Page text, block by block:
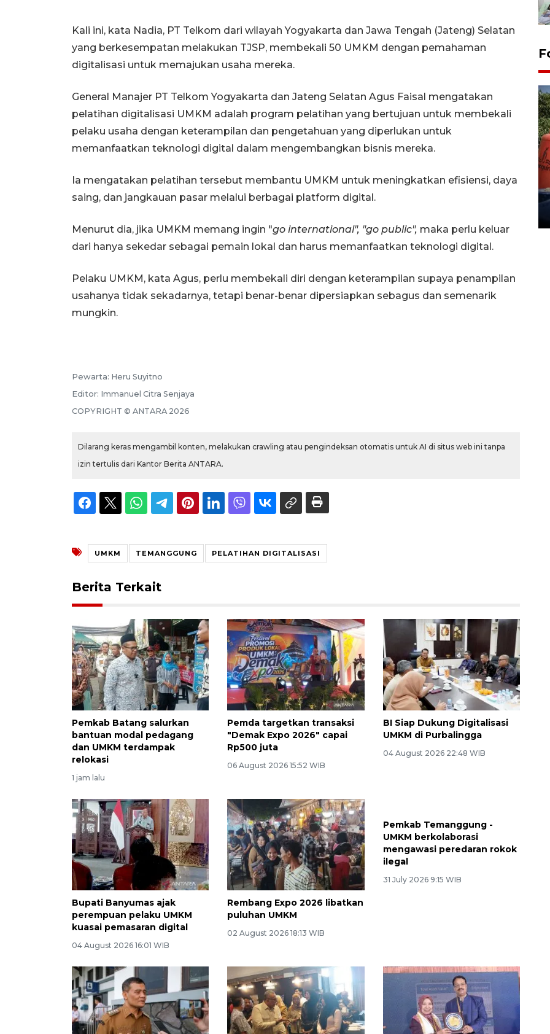
Kali ini, kata Nadia, PT Telkom dari wilayah Yogyakarta dan Jawa Tengah (Jateng) Selatan
yang berkesempatan melakukan TJSP, membekali 50 UMKM dengan pemahaman
digitalisasi untuk memajukan usaha mereka.
General Manajer PT Telkom Yogyakarta dan Jateng Selatan Agus Faisal mengatakan
pelatihan digitalisasi UMKM adalah program pelatihan yang bertujuan untuk membekali
pelaku usaha dengan keterampilan dan pengetahuan yang diperlukan untuk
memanfaatkan teknologi digital dalam mengembangkan bisnis mereka.
Ia mengatakan pelatihan tersebut membantu UMKM untuk meningkatkan efisiensi, daya
saing, dan jangkauan pasar melalui berbagai platform digital.
Menurut dia, jika UMKM memang ingin "go international", "go public", maka perlu keluar
dari hanya sekedar sebagai pemain lokal dan harus memanfaatkan teknologi digital.
Pelaku UMKM, kata Agus, perlu membekali diri dengan keterampilan supaya penampilan
usahanya tidak sekadarnya, tetapi benar-benar dipersiapkan sebagus dan semenarik
mungkin.
Pewarta: Heru Suyitno
Editor: Immanuel Citra Senjaya
COPYRIGHT © ANTARA 2026
Dilarang keras mengambil konten, melakukan crawling atau pengindeksan otomatis untuk AI di situs web ini tanpa
izin tertulis dari Kantor Berita ANTARA.
UMKM TEMANGGUNG PELATIHAN DIGITALISASI
Berita Terkait
Pemkab Batang salurkan
bantuan modal pedagang
dan UMKM terdampak
relokasi
1 jam lalu
Pemda targetkan transaksi
"Demak Expo 2026" capai
Rp500 juta
06 August 2026 15:52 WIB
BI Siap Dukung Digitalisasi
UMKM di Purbalingga
04 August 2026 22:48 WIB
Bupati Banyumas ajak
perempuan pelaku UMKM
kuasai pemasaran digital
04 August 2026 16:01 WIB
Rembang Expo 2026 libatkan
puluhan UMKM
02 August 2026 18:13 WIB
Pemkab Temanggung -
UMKM berkolaborasi
mengawasi peredaran rokok
ilegal
31 July 2026 9:15 WIB
Waduk Delingan Karanganyar
menyusut